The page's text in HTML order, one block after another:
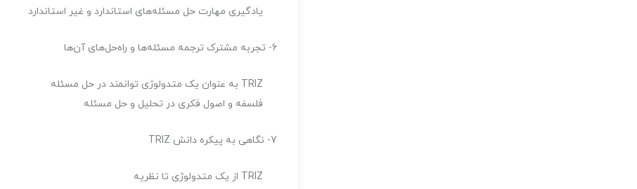
یادگیری مهارت حل مسئله‌های استاندارد و غیر استاندارد
6- تجربه مشترک ترجمه مسئله‌ها و راه‌حل‌های آن‌ها
TRIZ به عنوان یک متدولوژی توانمند در حل مسئله
فلسفه و اصول فکری در تحلیل و حل مسئله
7- نگاهی به پیکره دانش TRIZ
TRIZ از یک متدولوژی تا نظریه